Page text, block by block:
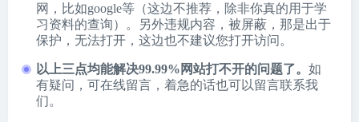
网，比如google等（这边不推荐，除非你真的用于学
习资料的查询）。另外违规内容，被屏蔽，那是出于
保护，无法打开，这边也不建议您打开访问。
以上三点均能解决99.99%网站打不开的问题了。 如
有疑问，可在线留言，着急的话也可以留言联系我
们。